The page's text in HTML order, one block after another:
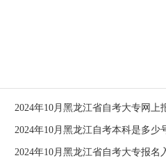
2024年10月黑龙江省自考大专网上
2024年10月黑龙江自考本科是多少
2024年10月黑龙江省自考大专报名